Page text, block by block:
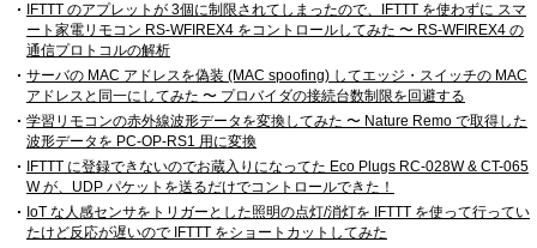
IFTTT のアプレットが 3個に制限されてしまったので、IFTTT を使わずに スマ
ート家電リモコン RS-WFIREX4 をコントロールしてみた 〜 RS-WFIREX4 の
通信プロトコルの解析
サーバの MAC アドレスを偽装 (MAC spoofing) してエッジ・スイッチの MAC
アドレスと同一にしてみた 〜 プロバイダの接続台数制限を回避する
学習リモコンの赤外線波形データを変換してみた 〜 Nature Remo で取得した
波形データを PC-OP-RS1 用に変換
IFTTT に登録できないのでお蔵入りになってた Eco Plugs RC-028W & CT-065
W が、UDP パケットを送るだけでコントロールできた！
IoT な人感センサをトリガーとした照明の点灯/消灯を IFTTT を使って行ってい
たけど反応が遅いので IFTTT をショートカットしてみた